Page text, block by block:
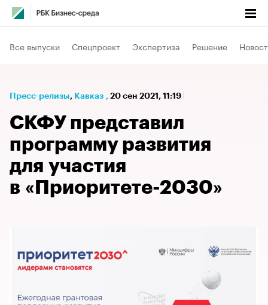
Все выпуски Спецпроект Экспертиза Решение
Пресс-релизы⁠, Кавказ , 20 сен 2021, 11:19
СКФУ представил
программу развития
для участия
в «Приоритете-2030»